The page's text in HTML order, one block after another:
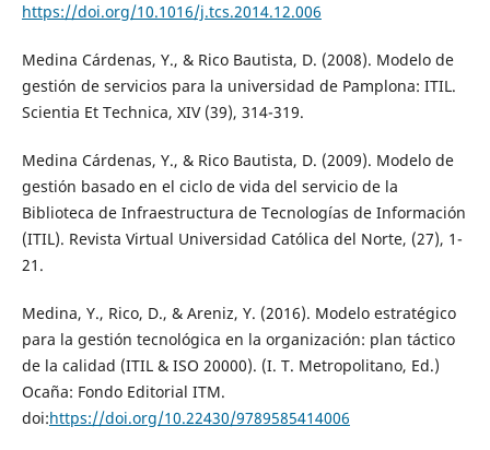
https://doi.org/10.1016/j.tcs.2014.12.006
Medina Cárdenas, Y., & Rico Bautista, D. (2008). Modelo de
gestión de servicios para la universidad de Pamplona: ITIL.
Scientia Et Technica, XIV (39), 314-319.
Medina Cárdenas, Y., & Rico Bautista, D. (2009). Modelo de
gestión basado en el ciclo de vida del servicio de la
Biblioteca de Infraestructura de Tecnologías de Información
(ITIL). Revista Virtual Universidad Católica del Norte, (27), 1-
21.
Medina, Y., Rico, D., & Areniz, Y. (2016). Modelo estratégico
para la gestión tecnológica en la organización: plan táctico
de la calidad (ITIL & ISO 20000). (I. T. Metropolitano, Ed.)
Ocaña: Fondo Editorial ITM.
doi:https://doi.org/10.22430/9789585414006